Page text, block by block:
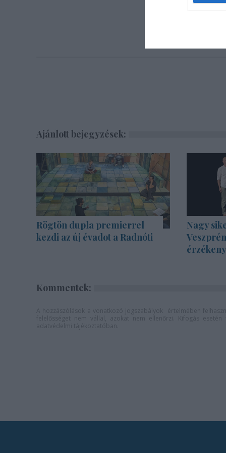
Ajánlott bejegyzések:
Rögtön dupla premierrel
kezdi az új évadot a Radnóti
Nagy
Kommentek: